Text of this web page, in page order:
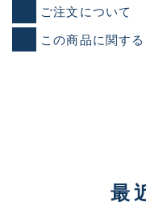
ご注文について
この商品に関す
最